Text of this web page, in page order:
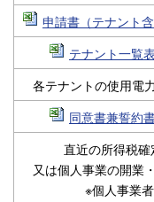
申請書（テナント
テナント一覧
各テナントの使用電
同意書兼誓約
直近の所得税
又は個人事業の開業
※個人事業